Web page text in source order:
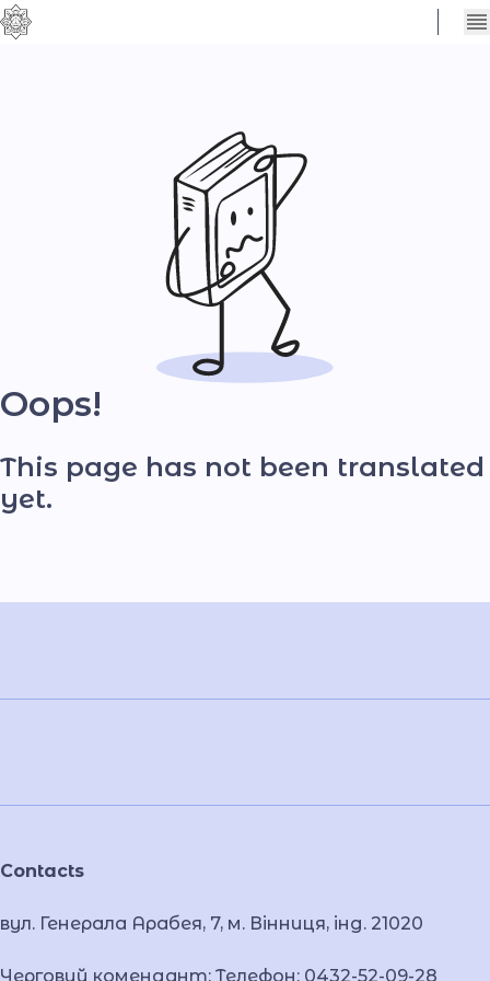
Контраст
Oops!
This page has not been translated
yet.
Contacts
вул. Генерала Арабея, 7, м. Вінниця, інд. 21020
Черговий комендант: Телефон: 0432-52-09-28